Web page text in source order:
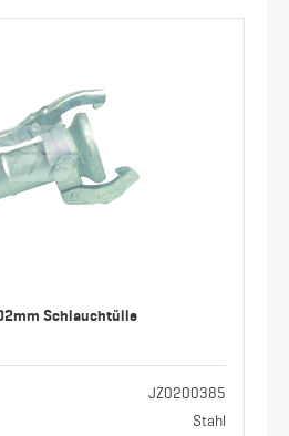
Schlauchtülle
JZ0200385
Stahl